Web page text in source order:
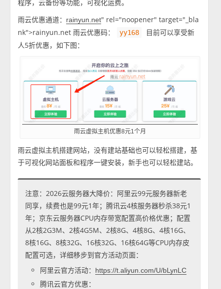
程序，云备份等功能，可视化运费。
雨云优惠通道：
rainyun.net" rel="noopener" target="_bla
nk">rainyun.net 雨云优惠码：
yy168
目前可以享受新
人5折优惠，如下图：
雨云虚拟主机优惠8元1个月
雨云虚拟主机搭建网站，没有建站基础也可以轻松搭建，基
于可视化网站面板和程序一键安装，新手也可以轻松建站。
注意：2026云服务器大降价：阿里云99元服务器新老
同享，续费也是99元1年；腾讯云4核服务器秒杀38元1
年；京东云服务器CPU内存带宽配置高价格优惠；配置
从2核2G3M、2核4G5M、2核8G、4核8G、4核16G、
8核16G、8核32G、16核32G、16核64G等CPU内存皮
配置可选，详细移步到官方活动页面：
阿里云官方活动：
https://t.aliyun.com/U/bLynLC
腾讯云官方优惠：